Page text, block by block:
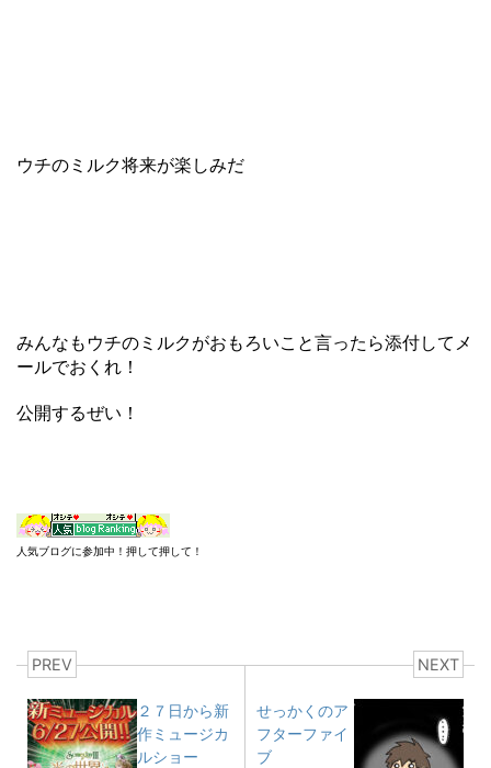
ウチのミルク将来が楽しみだ
みんなもウチのミルクがおもろいこと言ったら添付してメ
ールでおくれ！
公開するぜい！
人気ブログに参加中！押して押して！
PREV
２７日から新
作ミュージカ
ルショー
NEXT
せっかくのア
フターファイ
ブ